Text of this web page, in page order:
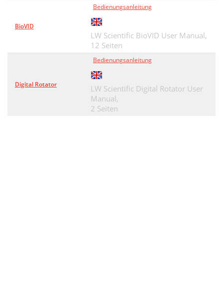
BioVID
Bedienungsanleitung
LW Scientific BioVID User Manual,
12 Seiten
Digital Rotator
Bedienungsanleitung
LW Scientific Digital Rotator User
Manual,
2 Seiten